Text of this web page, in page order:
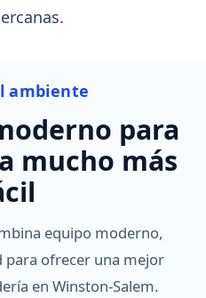
ambiente
para
mucho más
equipo moderno,
ofrecer una mejor
en Winston-Salem.